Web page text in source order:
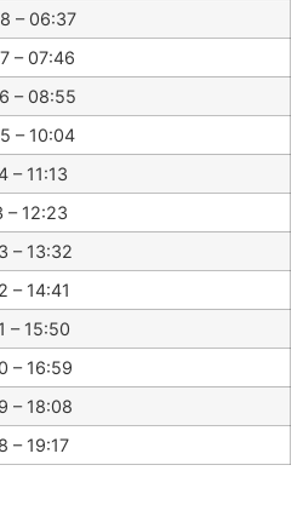
– 06:37
– 07:46
– 08:55
– 10:04
– 11:13
– 12:23
– 13:32
– 14:41
– 15:50
– 16:59
– 18:08
– 19:17